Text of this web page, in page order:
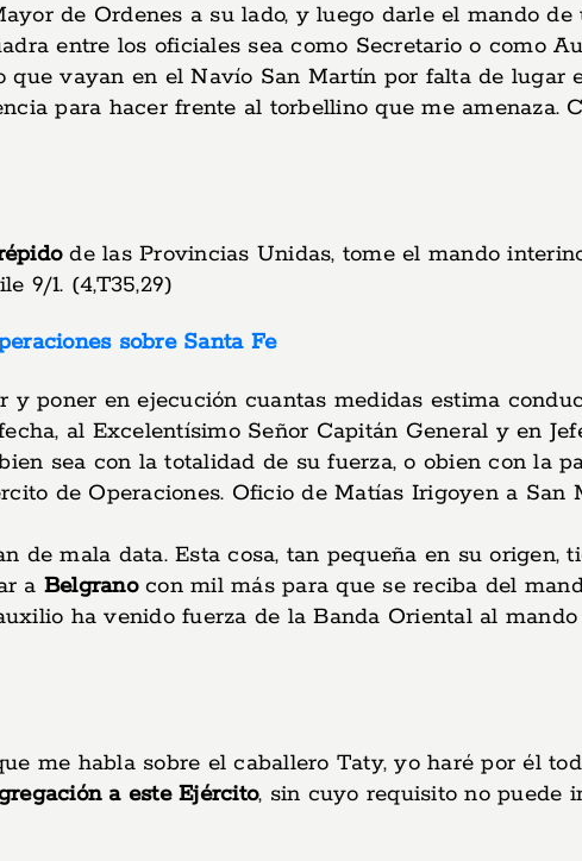
de Ordenes a su lado, y luego darle el mando
entre los oficiales sea como Secretario o como
que vayan en el Navío San Martín por falta de lugar
para hacer frente al torbellino que me amenaza.
de las Provincias Unidas, tome el mando
9/1. (4,T35,29)
sobre Santa Fe
y poner en ejecución cuantas medidas estima
al Excelentísimo Señor Capitán General y en
sea con la totalidad de su fuerza, o obien con la
de Operaciones. Oficio de Matías Irigoyen a San
de mala data. Esta cosa, tan pequeña en su origen,
a Belgranocon mil más para que se reciba del
ha venido fuerza de la Banda Oriental al
me habla sobre el caballero Taty, yo haré por él
a este Ejército, sin cuyo requisito no puede